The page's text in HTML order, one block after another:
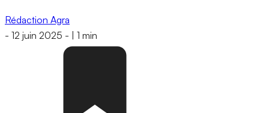
Rédaction Agra
- 12 juin 2025 - 1 min